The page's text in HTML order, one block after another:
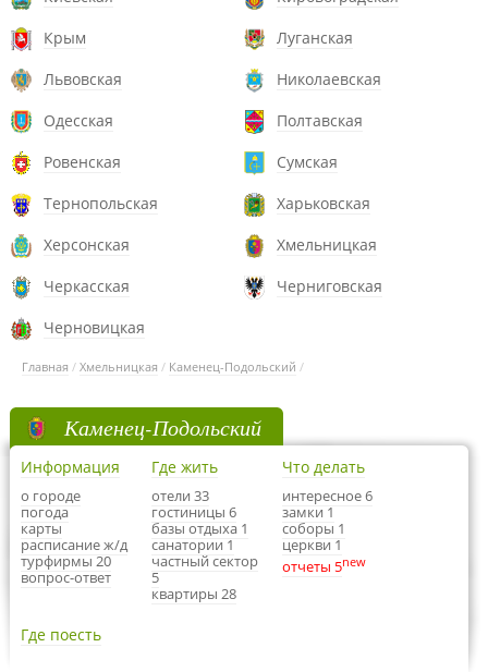
Крым
Луганская
Львовская
Николаевская
Одесская
Полтавская
Ровенская
Сумская
Тернопольская
Харьковская
Херсонская
Хмельницкая
Черкасская
Черниговская
Черновицкая
Главная / Хмельницкая / Каменец-Подольский /
Каменец-Подольский
Информация
о городе
погода
карты
расписание ж/д
турфирмы 20
вопрос-ответ
Где жить
отели 33
гостиницы 6
базы отдыха 1
санатории 1
частный сектор
5
квартиры 28
Что делать
интересное 6
замки 1
соборы 1
церкви 1
отчеты 5new
Где поесть